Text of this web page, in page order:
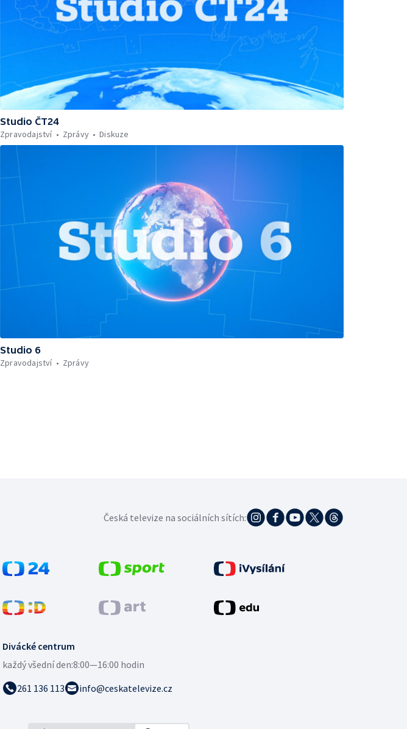
Studio ČT24
Zpravodajství
Zprávy Diskuze
Studio 6
Zpravodajství
Zprávy
Divácké centrum
každý všední den:8:00—16:00 hodin
261 136 113
info@ceskatelevize.cz
Česká televize na sociálních sítích: